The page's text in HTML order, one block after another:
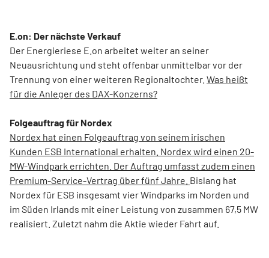
E.on: Der nächste Verkauf
Der Energieriese E.on arbeitet weiter an seiner
Neuausrichtung und steht offenbar unmittelbar vor der
Trennung von einer weiteren Regionaltochter. Was heißt
für die Anleger des DAX-Konzerns?
Folgeauftrag für Nordex
Nordex hat einen Folgeauftrag von seinem irischen
Kunden ESB International erhalten. Nordex wird einen 20-
MW-Windpark errichten. Der Auftrag umfasst zudem einen
Premium-Service-Vertrag über fünf Jahre. Bislang hat
Nordex für ESB insgesamt vier Windparks im Norden und
im Süden Irlands mit einer Leistung von zusammen 67,5 MW
realisiert. Zuletzt nahm die Aktie wieder Fahrt auf.